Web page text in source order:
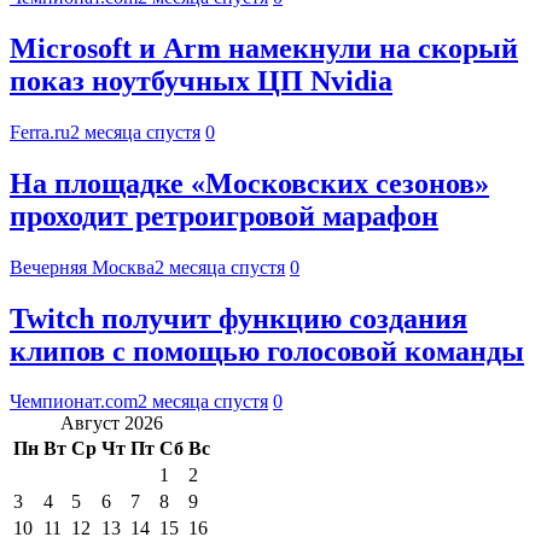
Microsoft и Arm намекнули на скорый
показ ноутбучных ЦП Nvidia
Ferra.ru2 месяца спустя 0
На площадке «Московских сезонов»
проходит ретроигровой марафон
Вечерняя Москва2 месяца спустя 0
Twitch получит функцию создания
клипов с помощью голосовой команды
Чемпионат.com2 месяца спустя 0
Август 2026
Пн Вт Ср Чт Пт Сб Вс
1
2
3
4 5 6 7 8
9
10 11 12 13 14 15 16